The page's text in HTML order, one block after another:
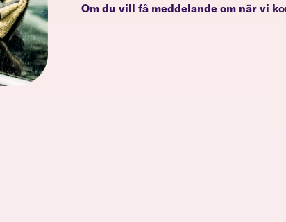
Om du vill få meddelande om när vi